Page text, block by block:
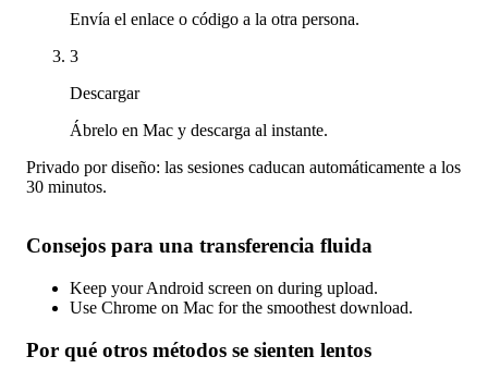
Envía el enlace o código a la otra persona.
3
Descargar
Ábrelo en Mac y descarga al instante.
Privado por diseño: las sesiones caducan automáticamente a los
30 minutos.
Consejos para una transferencia fluida
Keep your Android screen on during upload.
Use Chrome on Mac for the smoothest download.
Por qué otros métodos se sienten lentos